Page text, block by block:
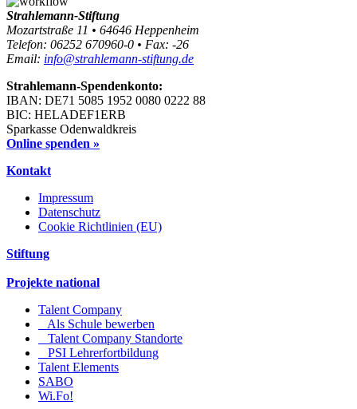
Strahlemann-Stiftung
Mozartstraße 11 • 64646 Heppenheim
Telefon: 06252 670960-0 • Fax: -26
Email: info@strahlemann-stiftung.de
Strahlemann-Spendenkonto:
IBAN: DE71 5085 1952 0080 0222 88
BIC: HELADEF1ERB
Sparkasse Odenwaldkreis
Online spenden »
Kontakt
Impressum
Datenschutz
Cookie Richtlinien (EU)
Stiftung
Projekte national
Talent Company
Als Schule bewerben
Talent Company Standorte
PSI Lehrerfortbildung
Talent Elements
SABO
Wi.Fo!